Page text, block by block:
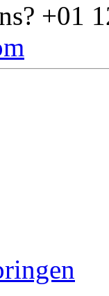
+01